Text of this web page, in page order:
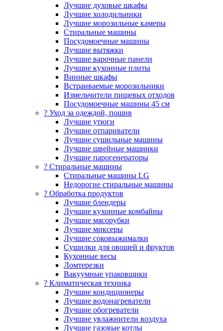
Лучшие духовые шкафы
Лучшие холодильники
Лучшие морозильные камеры
Стиральные машины
Посудомоечные машины
Лучшие вытяжки
Лучшие варочные панели
Лучшие кухонные плиты
Винные шкафы
Встраиваемые морозильники
Измельчители пищевых отходов
Посудомоечные машины 45 см
? Уход за одеждой, пошив
Лучшие утюги
Лучшие отпариватели
Лучшие сушильные машины
Лучшие швейные машинки
Лучшие парогенераторы
? Стиральные машины
Стиральные машины LG
Недорогие стиральные машины
? Обработка продуктов
Лучшие блендеры
Лучшие кухонные комбайны
Лучшие мясорубки
Лучшие миксеры
Лучшие соковыжималки
Сушилки для овощей и фруктов
Кухонные весы
Ломтерезки
Вакуумные упаковщики
?️ Климатическая техника
Лучшие кондиционеры
Лучшие водонагреватели
Лучшие обогреватели
Лучшие увлажнители воздуха
Лучшие газовые котлы